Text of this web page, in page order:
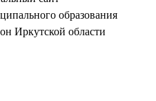
образования
Иркутской области